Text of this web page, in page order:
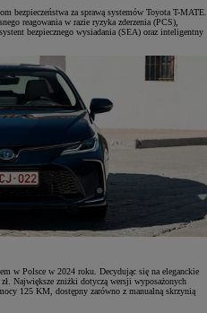
bezpieczeństwa za sprawą systemów Toyota T-MATE.
reagowania w razie ryzyka zderzenia (PCS),
bezpiecznego wysiadania (SEA) oraz inteligentny
w Polsce w 2024 roku. Decydując się na eleganckie
Największe zniżki dotyczą wersji wyposażonych
125 KM, dostępny zarówno z manualną skrzynią